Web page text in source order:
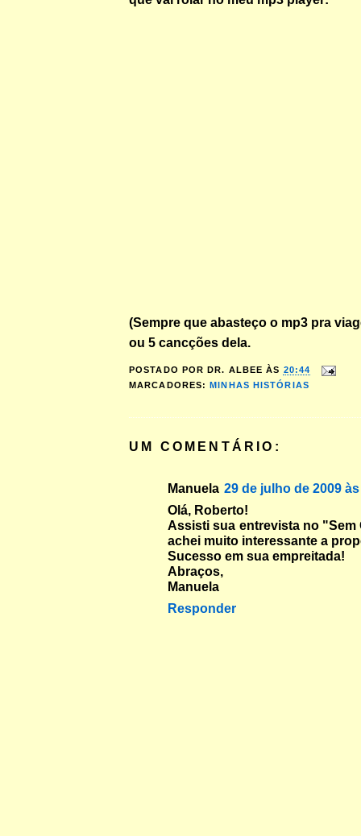
(Sempre que abasteço o mp3 pra
ou 5 cancções dela.
POSTADO POR DR. ALBEE ÀS 20:44
MARCADORES:MINHAS HISTÓRIAS
UM COMENTÁRIO:
Manuela 29 de julho de 2009
Olá, Roberto!
Assisti sua entrevista no "Sem
achei muito interessante a
Sucesso em sua empreitada!
Abraços,
Manuela
Responder